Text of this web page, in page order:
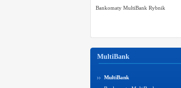
Bankomaty MultiBank Rybnik
MultiBank
MultiBank